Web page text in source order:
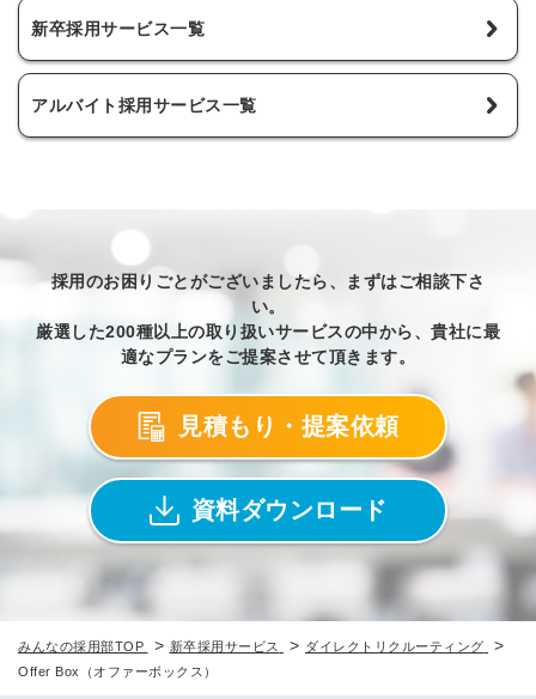
新卒採用サービス一覧
アルバイト採用サービス一覧
採用のお困りごとがございましたら、まずはご相談下さ
い。
厳選した200種以上の取り扱いサービスの中から、貴社に最
適なプランをご提案させて頂きます。
見積もり・提案依頼
資料ダウンロード
みんなの採用部TOP > 新卒採用サービス > ダイレクトリクルーティング >
Offer Box（オファーボックス）